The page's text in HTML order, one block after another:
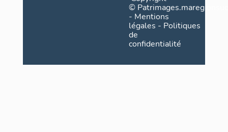
©
- Mentions
légales - Politiques
de
confidentialité